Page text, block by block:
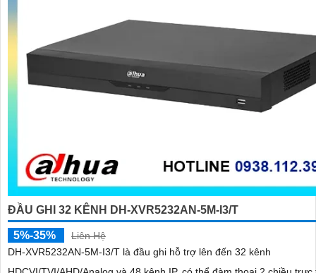
ĐẦU GHI 32 KÊNH DH-XVR5232AN-5M-I3/T
5%-35%
Liên Hệ
DH-XVR5232AN-5M-I3/T là đầu ghi hỗ trợ lên đến 32 kênh